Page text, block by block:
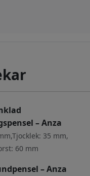
– Anza
35 mm,
60 mm
– Anza